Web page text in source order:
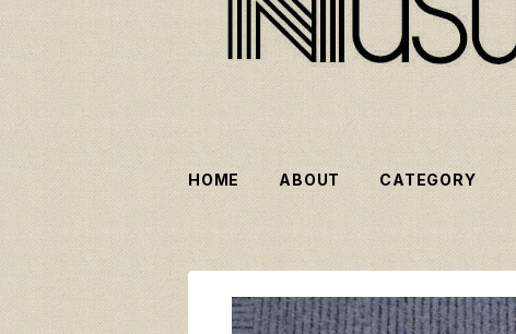
HOME ABOUT CATEGORY